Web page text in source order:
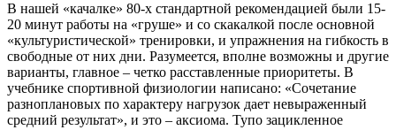
В нашей «качалке» 80-х стандартной рекомендацией были 15-
20 минут работы на «груше» и со скакалкой после основной
«культуристической» тренировки, и упражнения на гибкость в
свободные от них дни. Разумеется, вполне возможны и другие
варианты, главное – четко расставленные приоритеты. В
учебнике спортивной физиологии написано: «Сочетание
разноплановых по характеру нагрузок дает невыраженный
средний результат», и это – аксиома. Тупо зацикленное